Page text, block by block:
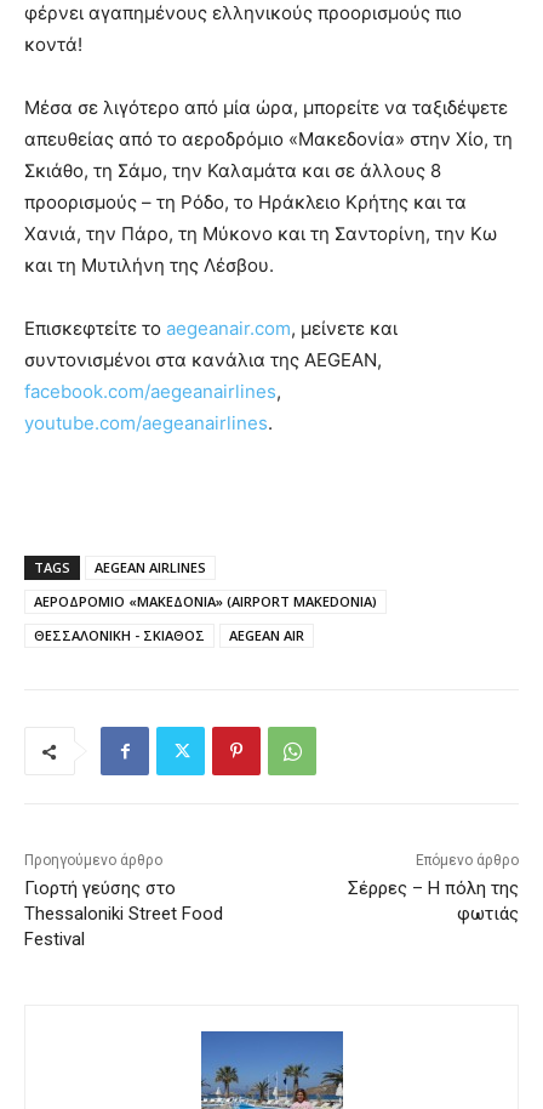
φέρνει αγαπημένους ελληνικούς προορισμούς πιο
κοντά!
Μέσα σε λιγότερο από μία ώρα, μπορείτε να ταξιδέψετε
απευθείας από το αεροδρόμιο «Μακεδονία» στην Χίο, τη
Σκιάθο, τη Σάμο, την Καλαμάτα και σε άλλους 8
προορισμούς – τη Ρόδο, το Ηράκλειο Κρήτης και τα
Χανιά, την Πάρο, τη Μύκονο και τη Σαντορίνη, την Κω
και τη Μυτιλήνη της Λέσβου.
Επισκεφτείτε το aegeanair.com, μείνετε και
συντονισμένοι στα κανάλια της AEGEAN,
facebook.com/aegeanairlines,
youtube.com/aegeanairlines.
TAGS
AEGEAN AIRLINES
ΑΕΡΟΔΡΟΜΙΟ «ΜΑΚΕΔΟΝΙΑ» (AIRPORT MAKEDONIA)
ΘΕΣΣΑΛΟΝΙΚΗ - ΣΚΙΑΘΟΣ
AEGEAN AIR
Προηγούμενο άρθρο
Γιορτή γεύσης στο
Thessaloniki Street Food
Festival
Επόμενο άρθρο
Σέρρες – Η πόλη της
φωτιάς